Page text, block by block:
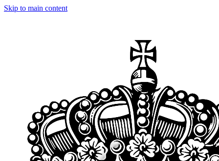
Skip to main content